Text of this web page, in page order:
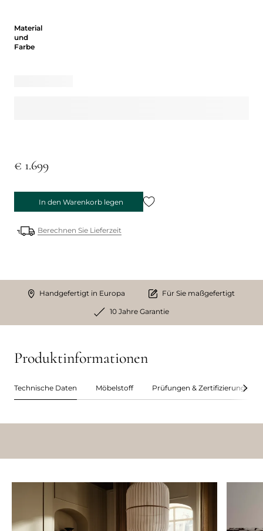
Material
und
Farbe
€ 1.699
In den Warenkorb legen
Berechnen Sie Lieferzeit
Handgefertigt in Europa Für Sie maßgefertigt
10 Jahre Garantie
Produktinformationen
Technische Daten Möbelstoff Prüfungen & Zertifizierungen